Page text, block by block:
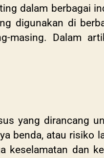
dalam berbagai
digunakan di
masing. Dalam
yang dirancang
benda, atau risiko
keselamatan dan